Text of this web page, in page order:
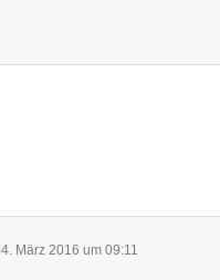
4. März 2016 um 09:11